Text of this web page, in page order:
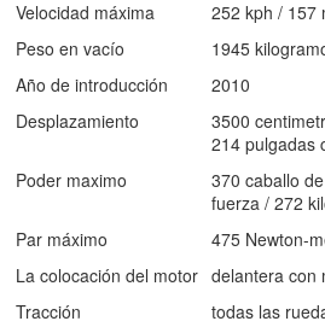
Velocidad máxima
252 kph / 157
Peso en vacío
1945
Año de introducción
2010
Desplazamiento
3500
214 pulgadas
Poder maximo
370 caballo
fuerza / 272
Par máximo
475 Newton-
La colocación del motor delantera con
Tracción
todas las